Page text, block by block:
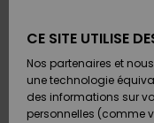
&
&
FEMME
A
SURF
CE SITE UTILISE
Nos partenaires et
une technologie
des informations sur
personnelles (comme